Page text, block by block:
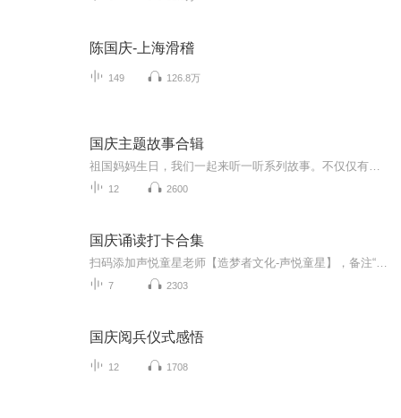
陈国庆-上海滑稽
149 126.8万
国庆主题故事合辑
12 2600
国庆诵读打卡合集
7 2303
国庆阅兵仪式感悟
12 1708